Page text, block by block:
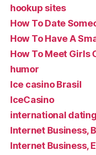
hookup sites
How To Date
How To Have A
How To Meet Girls
humor
Ice casino Brasil
IceCasino
international
Internet Business,
Internet Business,